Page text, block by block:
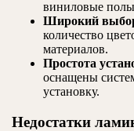
виниловые
Широкий
количество
материалов.
Простота
оснащены
установку.
Недостатки